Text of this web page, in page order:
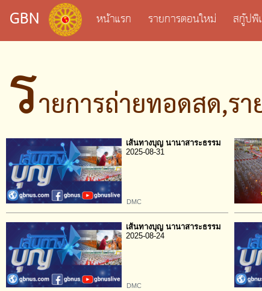
GBN หน้าแรก รายการตอนใหม่ สกู๊ปพิ
รายการถ่ายทอดสด,ร
เส้นทางบุญ นานาสาระธรรม
2025-08-31
DMC
เส้นทางบุญ นานาสาระธรรม
2025-08-24
DMC